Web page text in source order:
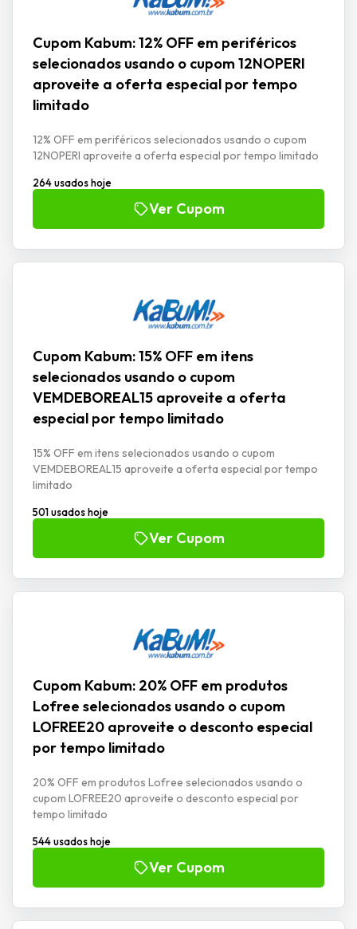
Cupom Kabum: 12% OFF em periféricos
selecionados usando o cupom 12NOPERI
aproveite a oferta especial por tempo
limitado
12% OFF em periféricos selecionados usando o cupom
12NOPERI aproveite a oferta especial por tempo limitado
264 usados hoje
Ver Cupom
Cupom Kabum: 15% OFF em itens
selecionados usando o cupom
VEMDEBOREAL15 aproveite a oferta
especial por tempo limitado
15% OFF em itens selecionados usando o cupom
VEMDEBOREAL15 aproveite a oferta especial por tempo
limitado
501 usados hoje
Ver Cupom
Cupom Kabum: 20% OFF em produtos
Lofree selecionados usando o cupom
LOFREE20 aproveite o desconto especial
por tempo limitado
20% OFF em produtos Lofree selecionados usando o
cupom LOFREE20 aproveite o desconto especial por
tempo limitado
544 usados hoje
Ver Cupom